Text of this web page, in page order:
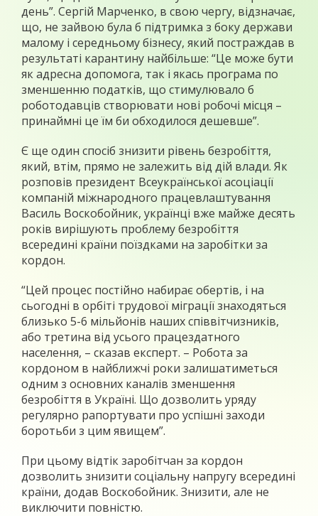
день”. Сергій Марченко, в свою чергу, відзначає,
що, не зайвою була б підтримка з боку держави
малому і середньому бізнесу, який постраждав в
результаті карантину найбільше: “Це може бути
як адресна допомога, так і якась програма по
зменшенню податків, що стимулювало б
роботодавців створювати нові робочі місця –
принаймні це їм би обходилося дешевше”.
Є ще один спосіб знизити рівень безробіття,
який, втім, прямо не залежить від дій влади. Як
розповів президент Всеукраїнської асоціації
компаній міжнародного працевлаштування
Василь Воскобойник, українці вже майже десять
років вирішують проблему безробіття
всередині країни поїздками на заробітки за
кордон.
“Цей процес постійно набирає обертів, і на
сьогодні в орбіті трудової міграції знаходяться
близько 5-6 мільйонів наших співвітчизників,
або третина від усього працездатного
населення, – сказав експерт. – Робота за
кордоном в найближчі роки залишатиметься
одним з основних каналів зменшення
безробіття в Україні. Що дозволить уряду
регулярно рапортувати про успішні заходи
боротьби з цим явищем”.
При цьому відтік заробітчан за кордон
дозволить знизити соціальну напругу всередині
країни, додав Воскобойник. Знизити, але не
виключити повністю.